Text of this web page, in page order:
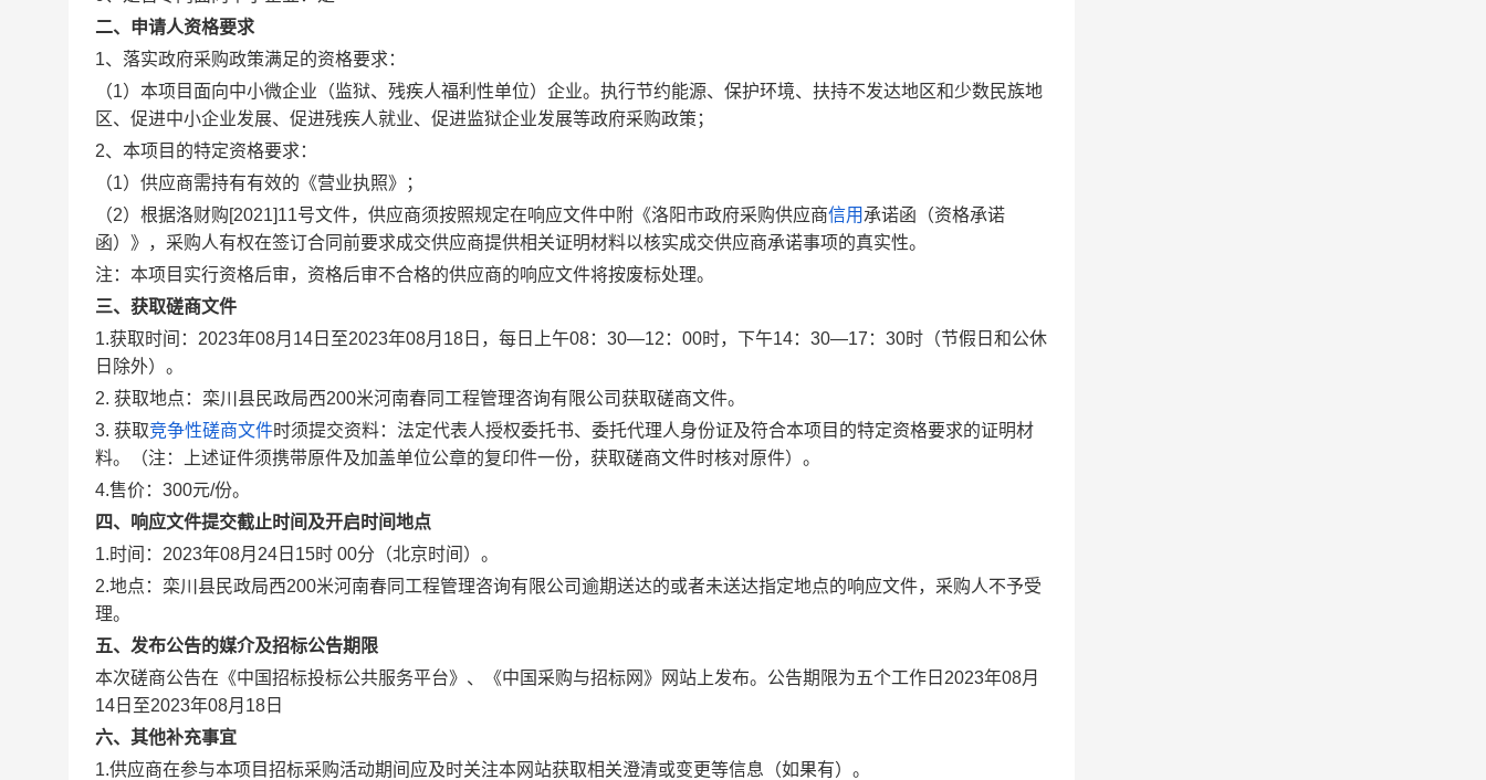
二、申请人资格要求
1、落实政府采购政策满足的资格要求：
（1）本项目面向中小微企业（监狱、残疾人福利性单位）企业。执行节约能源、保护环境、扶持不发达地区和少数民族地
区、促进中小企业发展、促进残疾人就业、促进监狱企业发展等政府采购政策；
2、本项目的特定资格要求：
（1）供应商需持有有效的《营业执照》；
（2）根据洛财购[2021]11号文件，供应商须按照规定在响应文件中附《洛阳市政府采购供应商信用 承诺函（资格承诺
函）》，采购人有权在签订合同前要求成交供应商提供相关证明材料以核实成交供应商承诺事项的真实性。
注：本项目实行资格后审，资格后审不合格的供应商的响应文件将按废标处理。
三、获取磋商文件
1.获取时间：2023年08月14日至2023年08月18日，每日上午08：30—12：00时，下午14：30—17：30时（节假日和公休
日除外）。
2. 获取地点：栾川县民政局西200米河南春同工程管理咨询有限公司获取磋商文件。
3. 获取竞争性磋商文件时须提交资料：法定代表人授权委托书、委托代理人身份证及符合本项目的特定资格要求的证明材
料。（注：上述证件须携带原件及加盖单位公章的复印件一份，获取磋商文件时核对原件）。
4.售价：300元/份。
四、响应文件提交截止时间及开启时间地点
1.时间：2023年08月24日15时 00分（北京时间）。
2.地点：栾川县民政局西200米河南春同工程管理咨询有限公司逾期送达的或者未送达指定地点的响应文件，采购人不予受
理。
五、发布公告的媒介及招标公告期限
本次磋商公告在《中国招标投标公共服务平台》、《中国采购与招标网》网站上发布。公告期限为五个工作日2023年08月
14日至2023年08月18日
六、其他补充事宜
1.供应商在参与本项目招标采购活动期间应及时关注本网站获取相关澄清或变更等信息（如果有）。